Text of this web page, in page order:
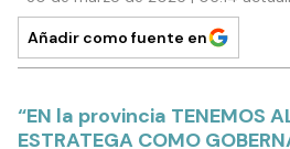
Añadir como fuente en
“EN la provincia TENEMOS
ESTRATEGA COMO